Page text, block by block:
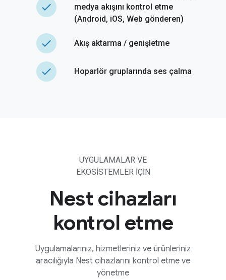
done
medya akışını kontrol etme
(Android, iOS, Web gönderen)
done Akış aktarma / genişletme
done Hoparlör gruplarında ses çalma
UYGULAMALAR VE
EKOSISTEMLER IÇIN
Nest cihazları
kontrol etme
Uygulamalarınız, hizmetleriniz ve ürünleriniz
aracılığıyla Nest cihazlarını kontrol etme ve
yönetme